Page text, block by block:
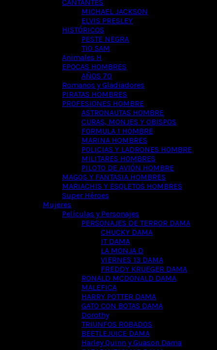
CANTANTES
MICHAEL JACKSON
ELVIS PRESLEY
HISTÓRICOS
PESTE NEGRA
TIO SAM
Animales H
EPOCAS HOMBRES
AÑOS 70
Romanos y Gladiadores
PIRATAS HOMBRES
PROFESIONES HOMBRE
ASTRONAUTAS HOMBRE
CURAS, MONJES Y OBISPOS
FORMULA 1 HOMBRE
MARINA HOMBRES
POLICIAS Y LADRONES HOMBRE
MILITARES HOMBRES
PILOTO DE AVIÓN HOMBRE
MAGOS Y FANTASIA HOMBRES
MARIACHIS Y ESQLETOS HOMBRES
Super Héroes
Mujeres
Películas y Personajes
PERSONAJES DE TERROR DAMA
CHUCKY DAMA
IT DAMA
LA MONJA D
VIERNES 13 DAMA
FREDDY KRUEGER DAMA
RONALD MCDONALD DAMA
MALEFICA
HARRY POTTER DAMA
GATO CON BOTAS DAMA
Dorothy
TRIUNFOS ROBADOS
BEETLEJUICE DAMA
Harley Quinn y Guason Dama